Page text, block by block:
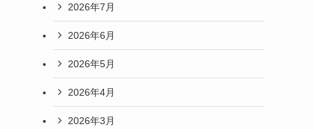
2026年7月
2026年6月
2026年5月
2026年4月
2026年3月